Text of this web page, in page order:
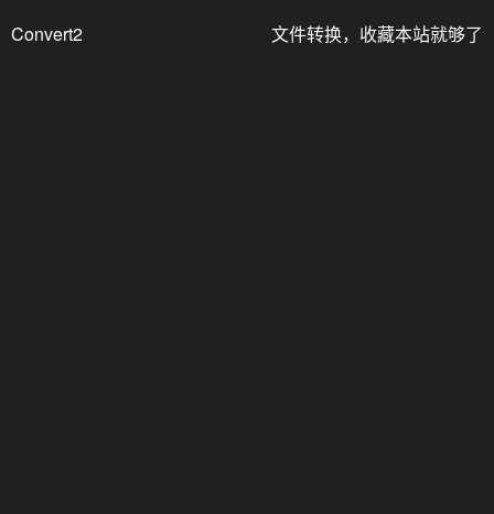
Convert2 文件转换，收藏本站就够了